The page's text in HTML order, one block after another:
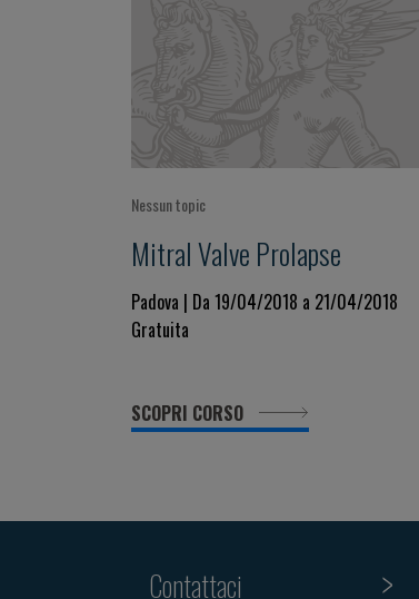
Nessun topic
Mitral Valve Prolapse
Padova | Da 19/04/2018 a 21/04/2018
Gratuita
SCOPRI CORSO
Contattaci